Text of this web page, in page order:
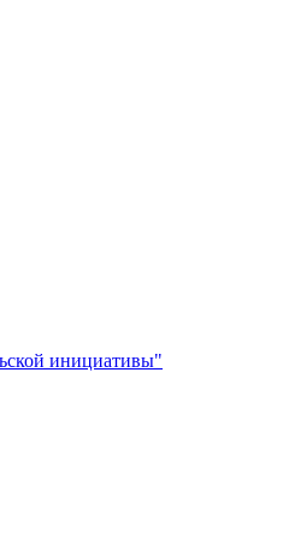
инициативы"